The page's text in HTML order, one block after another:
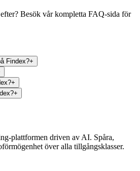
Besök vår kompletta FAQ-sida för
Findex?+
+
+
plattformen driven av AI. Spåra,
över alla tillgångsklasser.